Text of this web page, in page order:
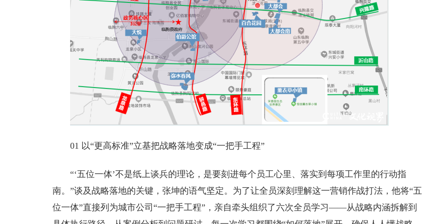
01 以“更高标准”立基把战略落地变成“一把手工程”
“‘五位一体’不是纸上谈兵的理论，是要刻进每个员工心里、落实到每项工作里的行动指
南。”谈及战略落地的关键，张坤的语气坚定。为了让全员深刻理解这一营销作战打法，他将“五
位一体”直接列为城市公司“一把手工程”，亲自牵头组织了六次全员学习——从战略内涵拆解到